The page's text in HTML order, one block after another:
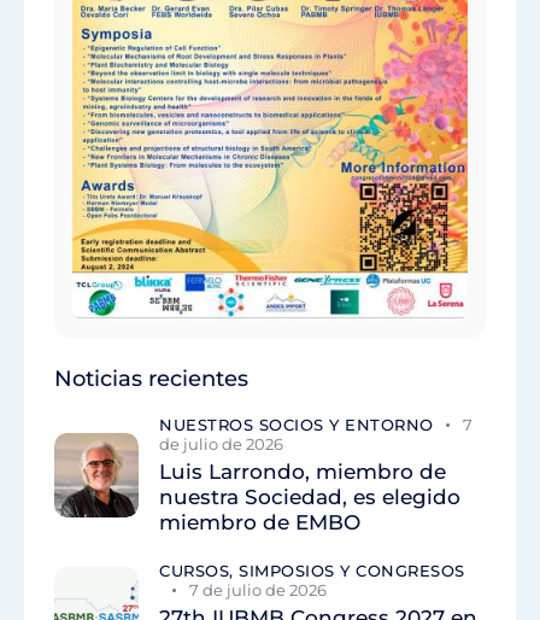
Noticias recientes
NUESTROS SOCIOS Y ENTORNO
7
de julio de 2026
Luis Larrondo, miembro de
nuestra Sociedad, es elegido
miembro de EMBO
CURSOS, SIMPOSIOS Y CONGRESOS
7 de julio de 2026